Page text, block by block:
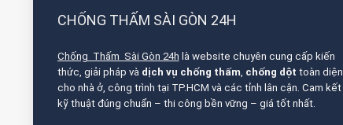
CHỐNG THẤM SÀI GÒN 24H
Chống Thấm Sài Gòn 24h là website chuyên cung cấp kiến
thức, giải pháp và dịch vụ chống thấm, chống dột toàn diện
cho nhà ở, công trình tại TP.HCM và các tỉnh lân cận. Cam kết
kỹ thuật đúng chuẩn – thi công bền vững – giá tốt nhất.